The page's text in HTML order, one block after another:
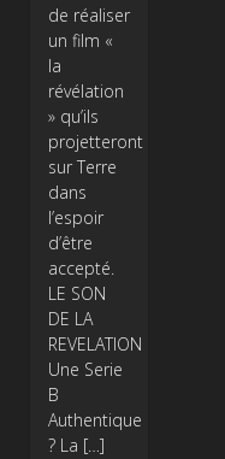
de réaliser
un film «
la
révélation
» qu’ils
projetteront
sur Terre
dans
l’espoir
d’être
accepté.
LE SON
DE LA
REVELATION
Une Serie
B
Authentique
? La […]